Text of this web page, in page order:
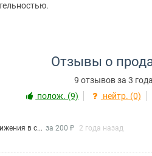
Отзывы о
9 отзывов за 3 года
полож. (9)
нейтр. (0)
в с... за 200 ₽ 2 года назад